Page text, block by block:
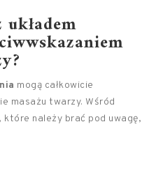
mogą całkowicie
masażu twarzy. Wśród
należy brać pod uwagę,